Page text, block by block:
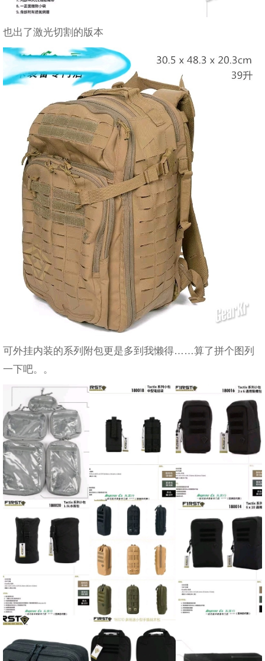
也出了激光切割的版本
可外挂内装的系列附包更是多到我懒得……算了拼个图列
一下吧。。